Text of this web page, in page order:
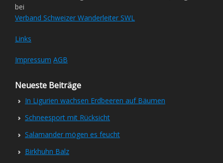
bei
Verband Schweizer Wanderleiter SWL
Links
Impressum AGB
Neueste Beiträge
In Ligurien wachsen Erdbeeren auf Bäumen
Schneesport mit Rücksicht
Salamander mögen es feucht
Birkhuhn Balz